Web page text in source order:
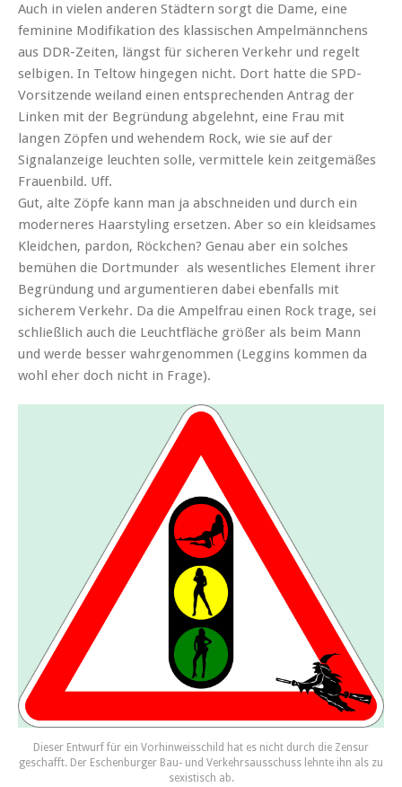
Auch in vielen anderen Städtern sorgt die Dame, eine
feminine Modifikation des klassischen Ampelmännchens
aus DDR-Zeiten, längst für sicheren Verkehr und regelt
selbigen. In Teltow hingegen nicht. Dort hatte die SPD-
Vorsitzende weiland einen entsprechenden Antrag der
Linken mit der Begründung abgelehnt, eine Frau mit
langen Zöpfen und wehendem Rock, wie sie auf der
Signalanzeige leuchten solle, vermittele kein zeitgemäßes
Frauenbild. Uff.
Gut, alte Zöpfe kann man ja abschneiden und durch ein
moderneres Haarstyling ersetzen. Aber so ein kleidsames
Kleidchen, pardon, Röckchen? Genau aber ein solches
bemühen die Dortmunder als wesentliches Element ihrer
Begründung und argumentieren dabei ebenfalls mit
sicherem Verkehr. Da die Ampelfrau einen Rock trage, sei
schließlich auch die Leuchtfläche größer als beim Mann
und werde besser wahrgenommen (Leggins kommen da
wohl eher doch nicht in Frage).
Dieser Entwurf für ein Vorhinweisschild hat es nicht durch die Zensur
geschafft. Der Eschenburger Bau- und Verkehrsausschuss lehnte ihn als zu
sexistisch ab.